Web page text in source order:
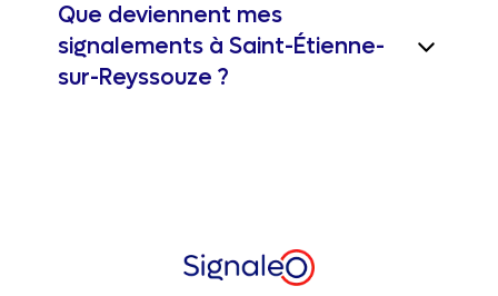
Que deviennent mes
signalements à Saint-Étienne-
sur-Reyssouze ?